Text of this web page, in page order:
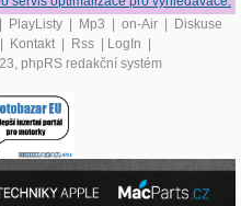
| PlayListy | Mp3 | on-Air | Diskuse
| Kontakt | Rss | LogIn |
phpRS redakční systém